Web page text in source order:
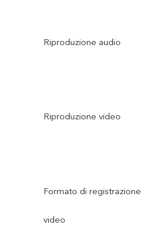
Riproduzione audio
Riproduzione video
Formato di registrazione
video